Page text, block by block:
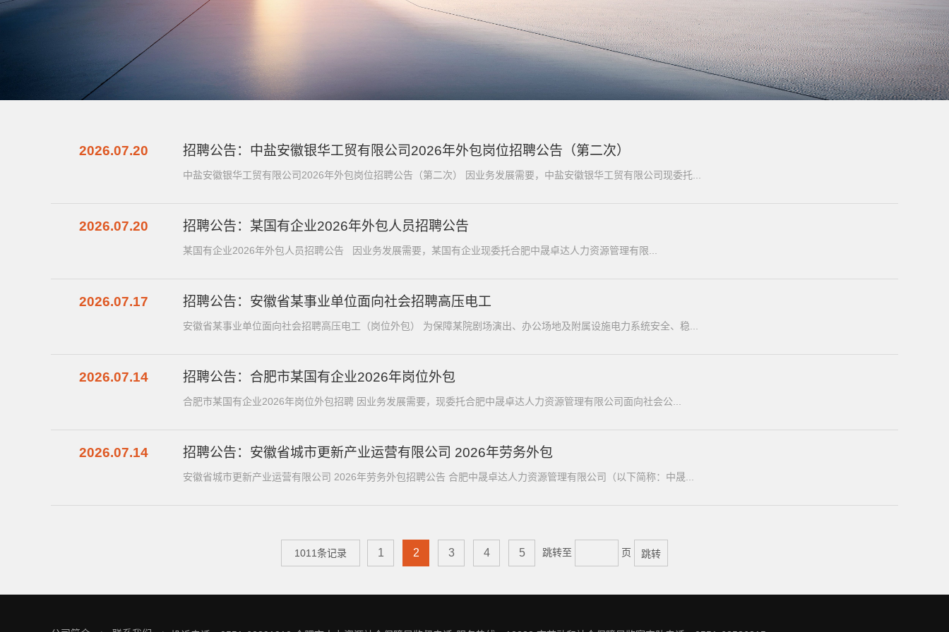
招聘公告：中盐安徽银华工贸有限公司2026年外包岗位招聘公告（第二次）
2026.07.20
中盐安徽银华工贸有限公司2026年外包岗位招聘公告（第二次） 因业务发展需要，中盐安徽银华工贸有限公司现委托...
招聘公告：某国有企业2026年外包人员招聘公告
2026.07.20
某国有企业2026年外包人员招聘公告 因业务发展需要，某国有企业现委托合肥中晟卓达人力资源管理有限...
招聘公告：安徽省某事业单位面向社会招聘高压电工
2026.07.17
安徽省某事业单位面向社会招聘高压电工（岗位外包） 为保障某院剧场演出、办公场地及附属设施电力系统安全、稳...
招聘公告：​​合肥市某国有企业2026年岗位外包
2026.07.14
合肥市某国有企业2026年岗位外包招聘 因业务发展需要，现委托合肥中晟卓达人力资源管理有限公司面向社会公...
招聘公告：安徽省城市更新产业运营有限公司 2026年劳务外包
2026.07.14
安徽省城市更新产业运营有限公司 2026年劳务外包招聘公告 合肥中晟卓达人力资源管理有限公司（以下简称：中晟...
1011条记录 1 2 3 4 5 跳转至 页